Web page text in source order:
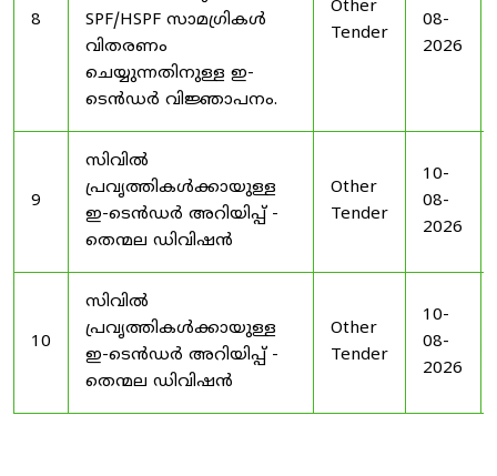
8
SPF/HSPF സാമഗ്രികൾ
വിതരണം
ചെയ്യുന്നതിനുള്ള ഇ-
ടെൻഡർ വിജ്ഞാപനം.
Other
Tender
08-
2026
9
സിവിൽ
പ്രവൃത്തികൾക്കായുള്ള
ഇ-ടെൻഡർ അറിയിപ്പ് -
തെന്മല ഡിവിഷൻ
Other
Tender
10-
08-
2026
10
സിവിൽ
പ്രവൃത്തികൾക്കായുള്ള
ഇ-ടെൻഡർ അറിയിപ്പ് -
തെന്മല ഡിവിഷൻ
Other
Tender
10-
08-
2026